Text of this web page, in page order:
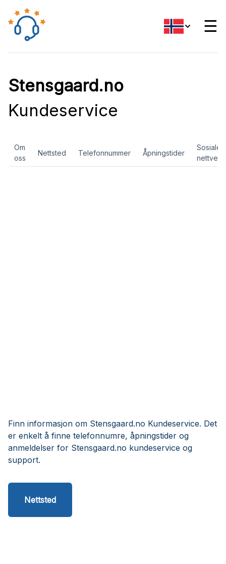
☰
Stensgaard.no
Kundeservice
Om
oss
Nettsted Telefonnummer Åpningstider
Sosiale
nettverk
Finn informasjon om Stensgaard.no Kundeservice. Det
er enkelt å finne telefonnumre, åpningstider og
anmeldelser for Stensgaard.no kundeservice og
support.
Nettsted